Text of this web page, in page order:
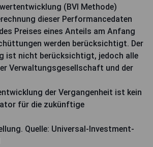
(BVI Methode)
dieser Performancedaten
Preises eines Anteils am Anfang
werden berücksichtigt. Der
ist nicht berücksichtigt, jedoch alle
Verwaltungsgesellschaft und der
der Vergangenheit ist kein
für die zukünftige
Quelle: Universal-Investment-